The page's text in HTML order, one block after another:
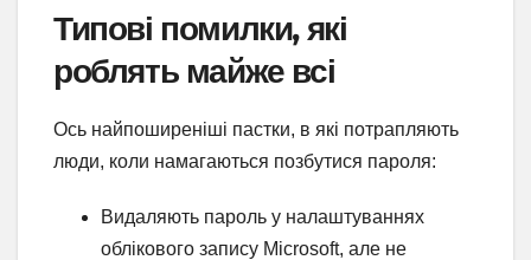
Типові помилки, які
роблять майже всі
Ось найпоширеніші пастки, в які потрапляють
люди, коли намагаються позбутися пароля:
Видаляють пароль у налаштуваннях
облікового запису Microsoft, але не